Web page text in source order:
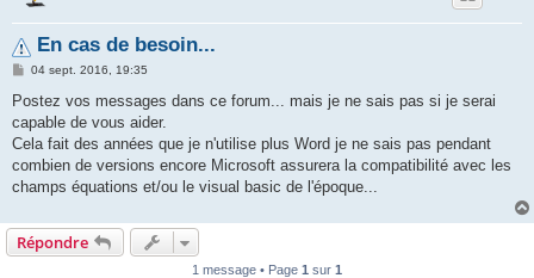
En cas de besoin...
M
s
a
g
04 sept. 2016, 19:35
Postez vos messages dans ce forum... mais je ne sais pas si je serai
capable de vous aider.
Cela fait des années que je n'utilise plus Word je ne sais pas pendant
combien de versions encore Microsoft assurera la compatibilité avec les
champs équations et/ou le visual basic de l'époque...
Répondre
1 message • Page 1 sur 1